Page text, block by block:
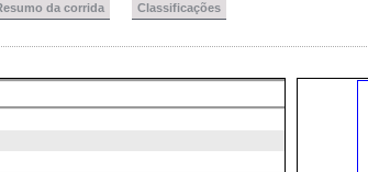
da corrida Classificações